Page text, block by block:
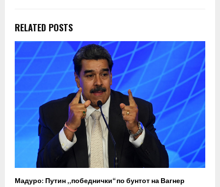
RELATED POSTS
Мадуро: Путин „победнички“ по бунтот на Вагнер